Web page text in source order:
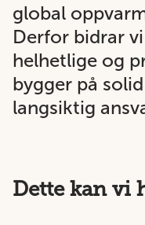
global
Derfor bidrar
helhetlige og
bygger på
langsiktig
Dette kan vi